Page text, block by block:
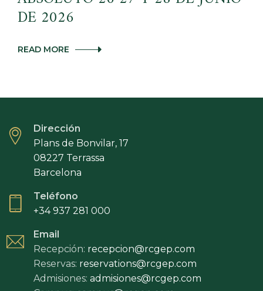
DE 2026
READ MORE CAMPEONATO
DE
JUNIO
DE
2026
Dirección
Plans de Bonvilar, 17
08227 Terrassa
Barcelona
Teléfono
+34 937 281 000
Email
Recepción: recepcion@rcgep.com
Reservas: reservations@rcgep.com
Admisiones: admisiones@rcgep.com